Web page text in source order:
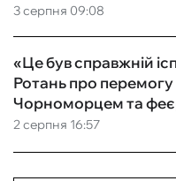
3 серпня 09:08
2 серпня 16:57
«Це був справжній
Ротань про
Чорноморцем та